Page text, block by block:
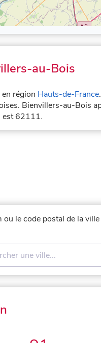
au-Bois
en région Hauts-de-France
Bienvillers-au-Bois
est 62111.
ou le code postal de la